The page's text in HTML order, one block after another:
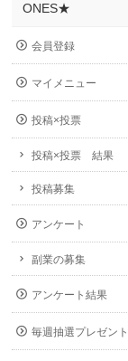
ONES★
会員登録
マイメニュー
投稿×投票
投稿×投票 結果
投稿募集
アンケート
副業の募集
アンケート結果
毎週抽選プレゼント